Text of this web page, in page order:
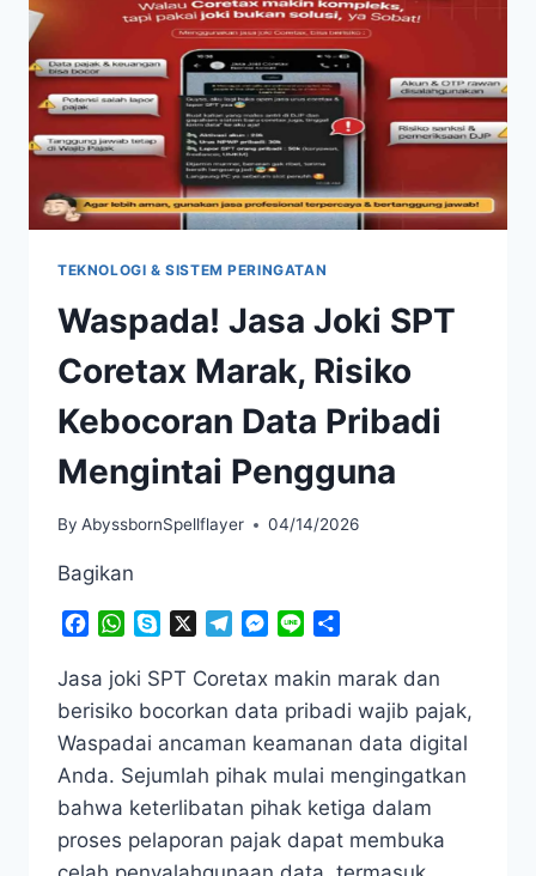
SUKOHARJO,
WARGA
PANIK
TEKNOLOGI & SISTEM PERINGATAN
Waspada! Jasa Joki SPT
Coretax Marak, Risiko
Kebocoran Data Pribadi
Mengintai Pengguna
By AbyssbornSpellflayer 04/14/2026
Bagikan
Facebook
WhatsApp
Skype TelegramMessenger
Line
Jasa joki SPT Coretax makin marak dan
berisiko bocorkan data pribadi wajib pajak,
Waspadai ancaman keamanan data digital
Anda. Sejumlah pihak mulai mengingatkan
bahwa keterlibatan pihak ketiga dalam
proses pelaporan pajak dapat membuka